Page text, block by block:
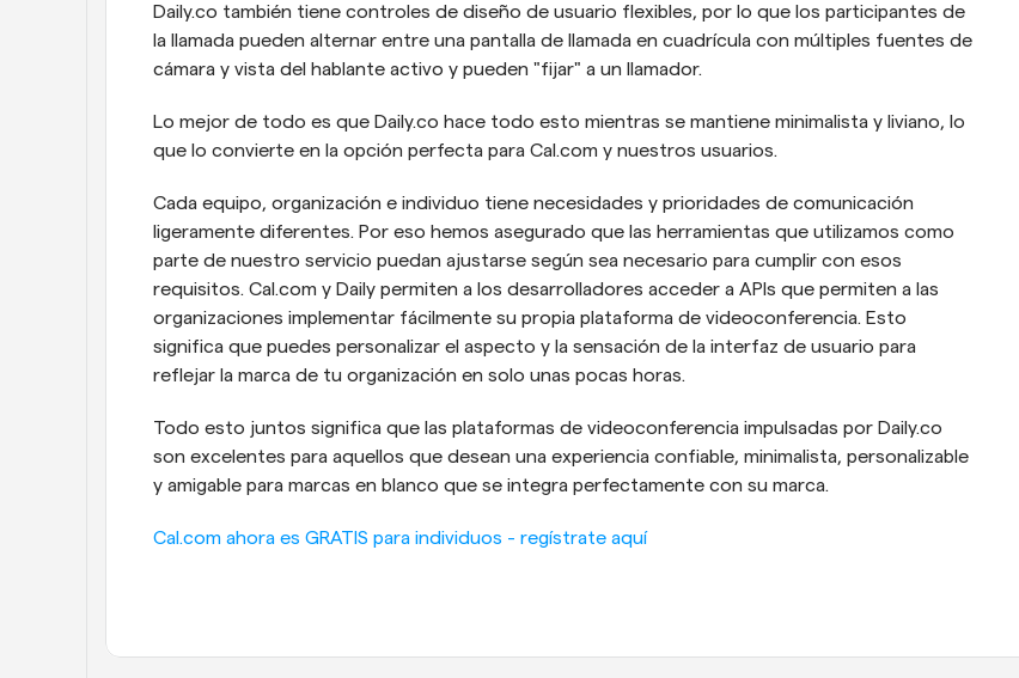
Daily.co también tiene controles de diseño de usuario flexibles, por lo que los participantes de
la llamada pueden alternar entre una pantalla de llamada en cuadrícula con múltiples fuentes de
cámara y vista del hablante activo y pueden "fijar" a un llamador.
Lo mejor de todo es que Daily.co hace todo esto mientras se mantiene minimalista y liviano, lo
que lo convierte en la opción perfecta para Cal.com y nuestros usuarios.
Cada equipo, organización e individuo tiene necesidades y prioridades de comunicación
ligeramente diferentes. Por eso hemos asegurado que las herramientas que utilizamos como
parte de nuestro servicio puedan ajustarse según sea necesario para cumplir con esos
requisitos. Cal.com y Daily permiten a los desarrolladores acceder a APIs que permiten a las
organizaciones implementar fácilmente su propia plataforma de videoconferencia. Esto
significa que puedes personalizar el aspecto y la sensación de la interfaz de usuario para
reflejar la marca de tu organización en solo unas pocas horas.
Todo esto juntos significa que las plataformas de videoconferencia impulsadas por Daily.co
son excelentes para aquellos que desean una experiencia confiable, minimalista, personalizable
y amigable para marcas en blanco que se integra perfectamente con su marca.
Cal.com ahora es GRATIS para individuos - regístrate aquí